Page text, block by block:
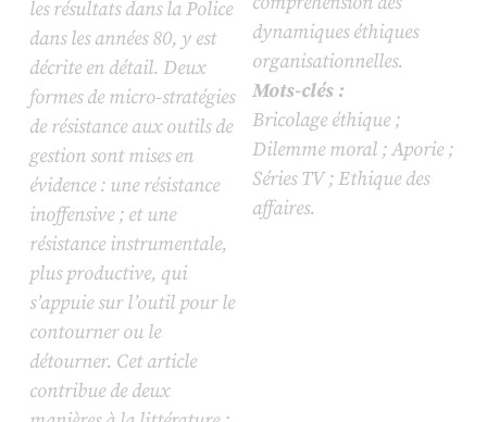
les résultats dans la Police
dans les années 80, y est
décrite en détail. Deux
formes de micro-stratégies
de résistance aux outils de
gestion sont mises en
évidence : une résistance
inoffensive ; et une
résistance instrumentale,
plus productive, qui
s’appuie sur l’outil pour le
contourner ou le
détourner. Cet article
contribue de deux
dynamiques éthiques
organisationnelles.
Mots-clés :
Bricolage éthique ;
Dilemme moral ; Aporie ;
Séries TV ; Ethique des
affaires.